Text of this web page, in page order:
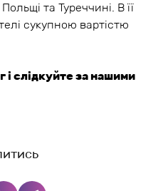
та Туреччині. В її
сукупною вартістю
і слідкуйте за нашими